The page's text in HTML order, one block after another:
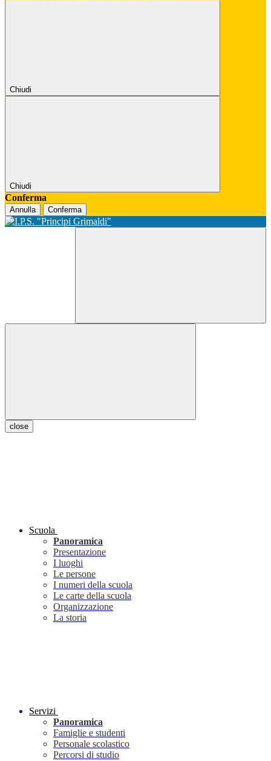
Chiudi
Chiudi
Conferma
Annulla Conferma
close
Scuola
Panoramica
Presentazione
I luoghi
Le persone
I numeri della scuola
Le carte della scuola
Organizzazione
La storia
Servizi
Panoramica
Famiglie e studenti
Personale scolastico
Percorsi di studio